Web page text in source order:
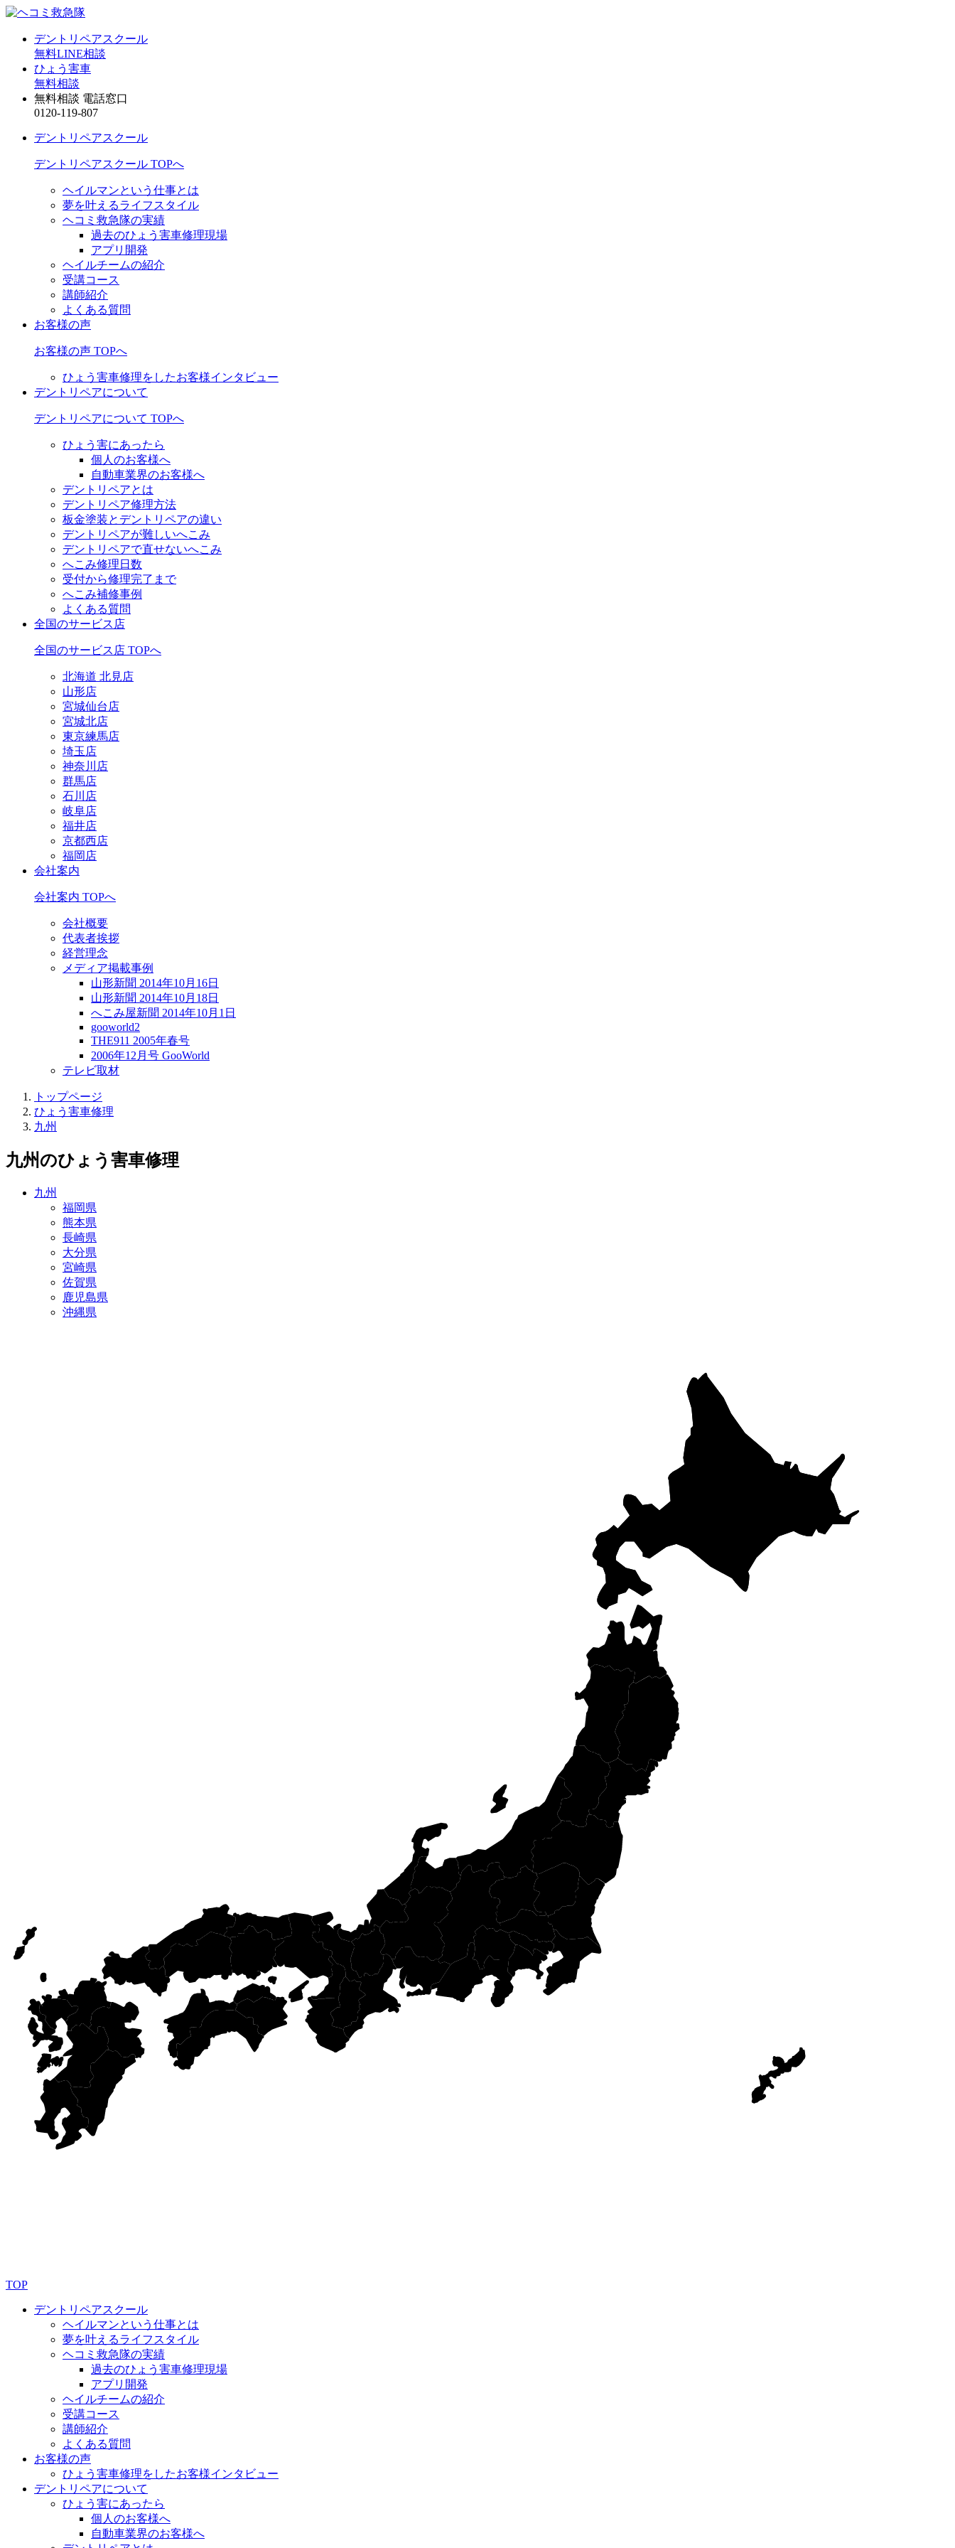
デントリペアスクール
無料LINE相談
ひょう害車
無料相談
無料相談 電話窓口
0120-119-807
デントリペアスクール
デントリペアスクール TOPへ
ヘイルマンという仕事とは
夢を叶えるライフスタイル
ヘコミ救急隊の実績
過去のひょう害車修理現場
アプリ開発
ヘイルチームの紹介
受講コース
講師紹介
よくある質問
お客様の声
お客様の声 TOPへ
ひょう害車修理をしたお客様インタビュー
デントリペアについて
デントリペアについて TOPへ
ひょう害にあったら
個人のお客様へ
自動車業界のお客様へ
デントリペアとは
デントリペア修理方法
板金塗装とデントリペアの違い
デントリペアが難しいへこみ
デントリペアで直せないへこみ
へこみ修理日数
受付から修理完了まで
へこみ補修事例
よくある質問
全国のサービス店
全国のサービス店 TOPへ
北海道 北見店
山形店
宮城仙台店
宮城北店
東京練馬店
埼玉店
神奈川店
群馬店
石川店
岐阜店
福井店
京都西店
福岡店
会社案内
会社案内 TOPへ
会社概要
代表者挨拶
経営理念
メディア掲載事例
山形新聞 2014年10月16日
山形新聞 2014年10月18日
へこみ屋新聞 2014年10月1日
gooworld2
THE911 2005年春号
2006年12月号 GooWorld
テレビ取材
トップページ
ひょう害車修理
九州
九州のひょう害車修理
九州
福岡県
熊本県
長崎県
大分県
宮崎県
佐賀県
鹿児島県
沖縄県
TOP
デントリペアスクール
ヘイルマンという仕事とは
夢を叶えるライフスタイル
ヘコミ救急隊の実績
過去のひょう害車修理現場
アプリ開発
ヘイルチームの紹介
受講コース
講師紹介
よくある質問
お客様の声
ひょう害車修理をしたお客様インタビュー
デントリペアについて
ひょう害にあったら
個人のお客様へ
自動車業界のお客様へ